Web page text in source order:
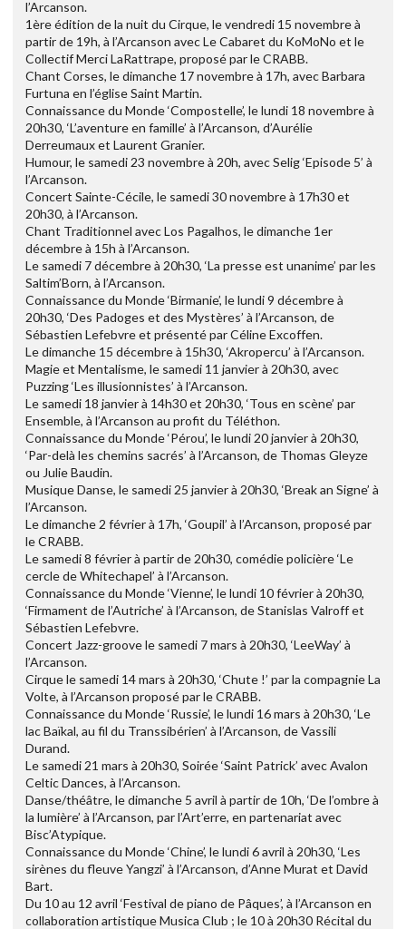
l’Arcanson.
1ère édition de la nuit du Cirque, le vendredi 15 novembre à
partir de 19h, à l’Arcanson avec Le Cabaret du KoMoNo et le
Collectif Merci LaRattrape, proposé par le CRABB.
Chant Corses, le dimanche 17 novembre à 17h, avec Barbara
Furtuna en l’église Saint Martin.
Connaissance du Monde ‘Compostelle’, le lundi 18 novembre à
20h30, ‘L’aventure en famille’ à l’Arcanson, d’Aurélie
Derreumaux et Laurent Granier.
Humour, le samedi 23 novembre à 20h, avec Selig ‘Episode 5’ à
l’Arcanson.
Concert Sainte-Cécile, le samedi 30 novembre à 17h30 et
20h30, à l’Arcanson.
Chant Traditionnel avec Los Pagalhos, le dimanche 1er
décembre à 15h à l’Arcanson.
Le samedi 7 décembre à 20h30, ‘La presse est unanime’ par les
Saltim’Born, à l’Arcanson.
Connaissance du Monde ‘Birmanie’, le lundi 9 décembre à
20h30, ‘Des Padoges et des Mystères’ à l’Arcanson, de
Sébastien Lefebvre et présenté par Céline Excoffen.
Le dimanche 15 décembre à 15h30, ‘Akropercu’ à l’Arcanson.
Magie et Mentalisme, le samedi 11 janvier à 20h30, avec
Puzzing ‘Les illusionnistes’ à l’Arcanson.
Le samedi 18 janvier à 14h30 et 20h30, ‘Tous en scène’ par
Ensemble, à l’Arcanson au profit du Téléthon.
Connaissance du Monde ‘Pérou’, le lundi 20 janvier à 20h30,
‘Par-delà les chemins sacrés’ à l’Arcanson, de Thomas Gleyze
ou Julie Baudin.
Musique Danse, le samedi 25 janvier à 20h30, ‘Break an Signe’ à
l’Arcanson.
Le dimanche 2 février à 17h, ‘Goupil’ à l’Arcanson, proposé par
le CRABB.
Le samedi 8 février à partir de 20h30, comédie policière ‘Le
cercle de Whitechapel’ à l’Arcanson.
Connaissance du Monde ‘Vienne’, le lundi 10 février à 20h30,
‘Firmament de l’Autriche’ à l’Arcanson, de Stanislas Valroff et
Sébastien Lefebvre.
Concert Jazz-groove le samedi 7 mars à 20h30, ‘LeeWay’ à
l’Arcanson.
Cirque le samedi 14 mars à 20h30, ‘Chute !’ par la compagnie La
Volte, à l’Arcanson proposé par le CRABB.
Connaissance du Monde ‘Russie’, le lundi 16 mars à 20h30, ‘Le
lac Baïkal, au fil du Transsibérien’ à l’Arcanson, de Vassili
Durand.
Le samedi 21 mars à 20h30, Soirée ‘Saint Patrick’ avec Avalon
Celtic Dances, à l’Arcanson.
Danse/théâtre, le dimanche 5 avril à partir de 10h, ‘De l’ombre à
la lumière’ à l’Arcanson, par l’Art’erre, en partenariat avec
Bisc’Atypique.
Connaissance du Monde ‘Chine’, le lundi 6 avril à 20h30, ‘Les
sirènes du fleuve Yangzi’ à l’Arcanson, d’Anne Murat et David
Bart.
Du 10 au 12 avril ‘Festival de piano de Pâques’, à l’Arcanson en
collaboration artistique Musica Club ; le 10 à 20h30 Récital du